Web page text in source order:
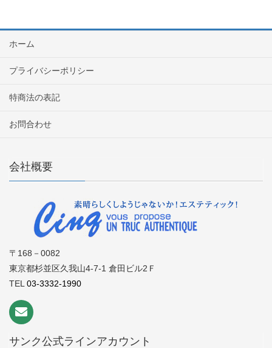
ホーム
プライバシーポリシー
特商法の表記
お問合わせ
会社概要
〒168－0082
東京都杉並区久我山4-7-1 倉田ビル2Ｆ
TEL 03-3332-1990
サンク公式ラインアカウント